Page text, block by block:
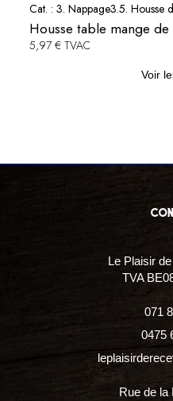
Cat. : 3. Nappage3.5. Housse
Housse table mange
5,97 € TVAC
Voir
Le Plaisir
TVA
071
0475
Rue de la